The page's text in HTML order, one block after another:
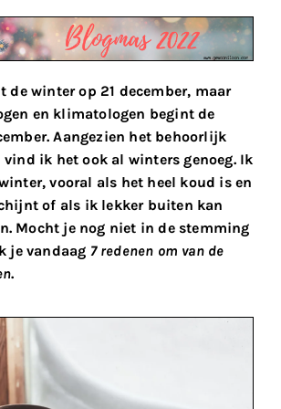
de winter op 21 december, maar
en klimatologen begint de
Aangezien het behoorlijk
ik het ook al winters genoeg. Ik
vooral als het heel koud is en
of als ik lekker buiten kan
Mocht je nog niet in de stemming
je vandaag 7 redenen om van de
.